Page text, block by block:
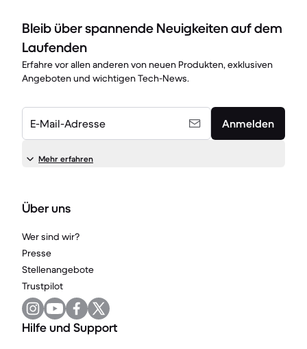
Bleib über spannende Neuigkeiten auf dem
Laufenden
Erfahre vor allen anderen von neuen Produkten, exklusiven
Angeboten und wichtigen Tech-News.
E-Mail-Adresse Anmelden
Mehr erfahren
Über uns
Wer sind wir?
Presse
Stellenangebote
Trustpilot
Hilfe und Support